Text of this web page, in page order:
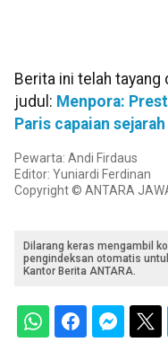
Berita ini telah
judul: Menpora:
Paris capaian
Pewarta: Andi Firdaus
Editor: Yuniardi Ferdinan
Copyright © ANTARA
Dilarang keras mengambil
pengindeksan otomatis
Kantor Berita ANTARA.